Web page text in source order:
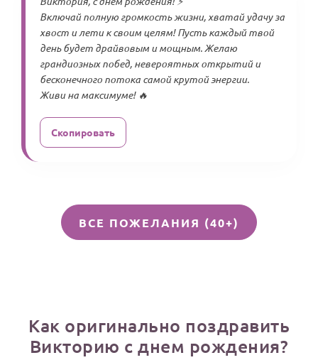
Включай полную громкость жизни, хватай удачу за
хвост и лети к своим целям! Пусть каждый твой
день будет драйвовым и мощным. Желаю
грандиозных побед, невероятных открытий и
бесконечного потока самой крутой энергии.
Живи на максимуме! 🔥
Скопировать
ВСЕ ПОЖЕЛАНИЯ (40+)
Как оригинально поздравить
Викторию с днем рождения?